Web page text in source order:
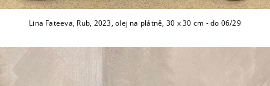
Lina Fateeva, Rub, 2023, olej na plátně, 30 x 30 cm - do 06/29